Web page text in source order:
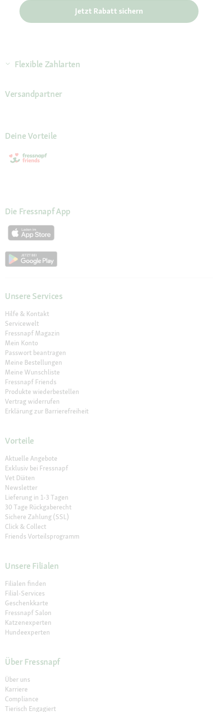
Jetzt Rabatt sichern
Flexible Zahlarten
Versandpartner
Deine Vorteile
Die Fressnapf App
Unsere Services
Hilfe & Kontakt
Servicewelt
Fressnapf Magazin
Mein Konto
Passwort beantragen
Meine Bestellungen
Meine Wunschliste
Fressnapf Friends
Produkte wiederbestellen
Vertrag widerrufen
Erklärung zur Barrierefreiheit
Vorteile
Aktuelle Angebote
Exklusiv bei Fressnapf
Vet Diäten
Newsletter
Lieferung in 1-3 Tagen
30 Tage Rückgaberecht
Sichere Zahlung (SSL)
Click & Collect
Friends Vorteilsprogramm
Unsere Filialen
Filialen finden
Filial-Services
Geschenkkarte
Fressnapf Salon
Katzenexperten
Hundeexperten
Über Fressnapf
Über uns
Karriere
Compliance
Tierisch Engagiert